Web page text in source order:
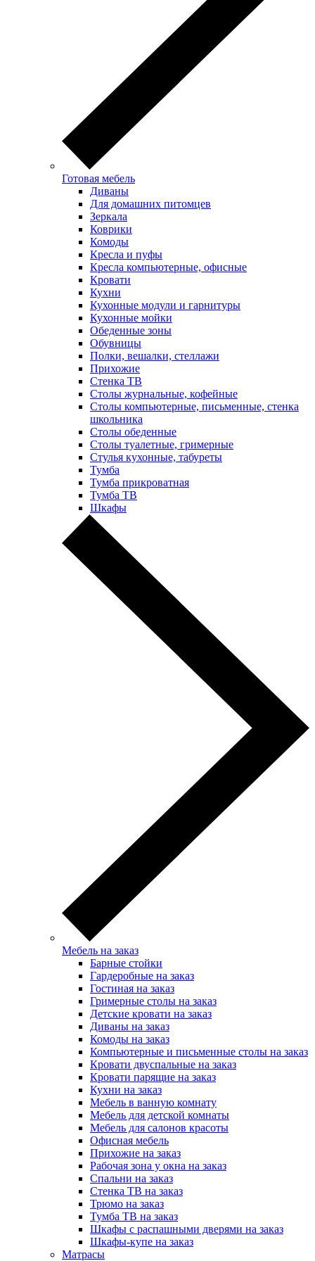
Готовая мебель
Диваны
Для домашних питомцев
Зеркала
Коврики
Комоды
Кресла и пуфы
Кресла компьютерные, офисные
Кровати
Кухни
Кухонные модули и гарнитуры
Кухонные мойки
Обеденные зоны
Обувницы
Полки, вешалки, стеллажи
Прихожие
Стенка ТВ
Столы журнальные, кофейные
Столы компьютерные, письменные, стенка
школьника
Столы обеденные
Столы туалетные, гримерные
Стулья кухонные, табуреты
Тумба
Тумба прикроватная
Тумба ТВ
Шкафы
Мебель на заказ
Барные стойки
Гардеробные на заказ
Гостиная на заказ
Гримерные столы на заказ
Детские кровати на заказ
Диваны на заказ
Комоды на заказ
Компьютерные и письменные столы на заказ
Кровати двуспальные на заказ
Кровати парящие на заказ
Кухни на заказ
Мебель в ванную комнату
Мебель для детской комнаты
Мебель для салонов красоты
Офисная мебель
Прихожие на заказ
Рабочая зона у окна на заказ
Спальни на заказ
Стенка ТВ на заказ
Трюмо на заказ
Тумба ТВ на заказ
Шкафы с распашными дверями на заказ
Шкафы-купе на заказ
Матрасы